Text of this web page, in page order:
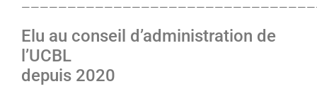
Elu au conseil d’administration de
l’UCBL
depuis 2020